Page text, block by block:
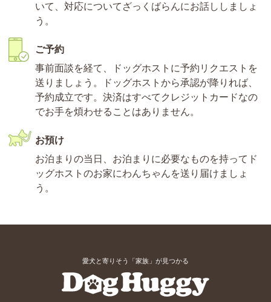
いて、対応についてざっくばらんにお話ししましょ
う。
ご予約
事前面談を経て、ドッグホストに予約リクエストを
送りましょう。ドッグホストから承認が降りれば、
予約成立です。決済はすべてクレジットカードなの
でお手を煩わせることはありません。
お預け
お泊まりの当日、お泊まりに必要なものを持ってド
ッグホストのお家にわんちゃんを送り届けましょ
う。
愛犬と寄りそう「家族」が見つかる